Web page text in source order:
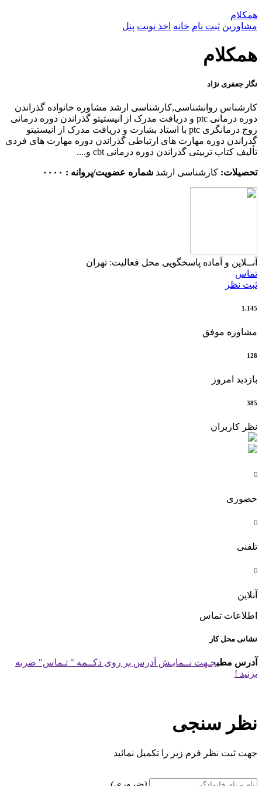
همکلام
مشاورین ثبت نام خانه اخذ نوبت پنل
همکلام
نگار جعفری نژاد
کارشناس روانشناسی,کارشناسی ارشد مشاوره خانواده گذراندن
دوره درمانی ptc و دریافت مدرک از انیستیتو گذراندن دوره درمانی
زوج درمانگری ptc با استاد بشارت و دریافت مدرک از انیستیتو
گذراندن دوره مهارت های ارتباطی گذراندن دوره مهارت های فردی
تألیف کتاب تربیتی گذراندن دوره درمانی cbt و....
تحصیلات: کارشناسی ارشد شماره عضویت/پروانه : ۰۰۰۰
آنــلاین و آماده پاسخگویی محل فعالیت: تهران
تماس
ثبت نظر
1.145
مشاوره موفق
128
بازدید امروز
385
نظر کاربران

حضوری

تلفنی

آنلاین
اطلاعات تماس
نشانی محل کار
آدرس مطبجـهت نــمایـش آدرس بر روی دکــمه " تـماس" ضربه
بزنید !
نظر سنجی
جهت ثبت نظر فرم زیر را تکمیل نمائید
(ضروری)